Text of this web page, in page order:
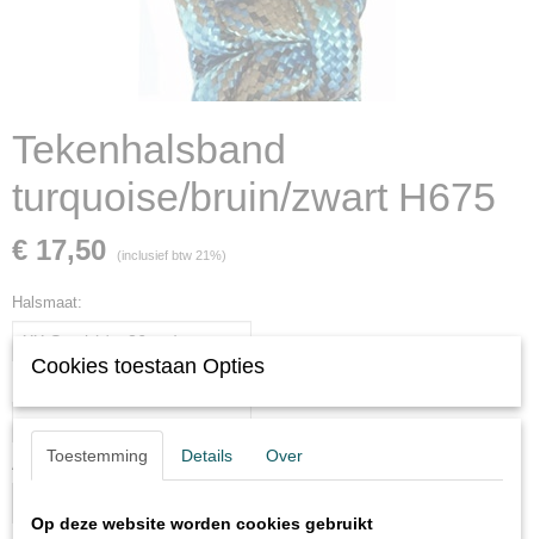
Tekenhalsband
turquoise/bruin/zwart H675
€ 17,50 (inclusief btw 21%)
Halsmaat:
Precieze halsmaat (zonder extra ruimte opmeten!) in centimeters:
Aantal
Cookies toestaan Opties
Toestemming Details Over
Op deze website worden cookies gebruikt